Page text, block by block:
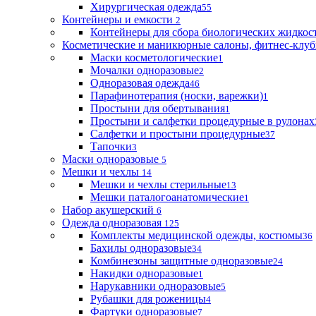
Хирургическая одежда55
Контейнеры и емкости 2
Контейнеры для сбора биологических
Косметические и маникюрные салоны, фитнес-
Маски косметологические1
Мочалки одноразовые2
Одноразовая одежда46
Парафинотерапия (носки, варежки)1
Простыни для обертывания1
Простыни и салфетки процедурные в рулонах
Салфетки и простыни процедурные37
Тапочки3
Маски одноразовые 5
Мешки и чехлы 14
Мешки и чехлы стерильные13
Мешки паталогоанатомические1
Набор акушерский 6
Одежда одноразовая 125
Комплекты медицинской одежды, костюмы36
Бахилы одноразовые34
Комбинезоны защитные одноразовые24
Накидки одноразовые1
Нарукавники одноразовые5
Рубашки для роженицы4
Фартуки одноразовые7